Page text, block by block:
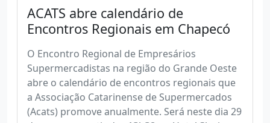
ACATS abre calendário de
Encontros Regionais em Chapecó
O Encontro Regional de Empresários
Supermercadistas na região do Grande Oeste
abre o calendário de encontros regionais que
a Associação Catarinense de Supermercados
(Acats) promove anualmente. Será neste dia 29